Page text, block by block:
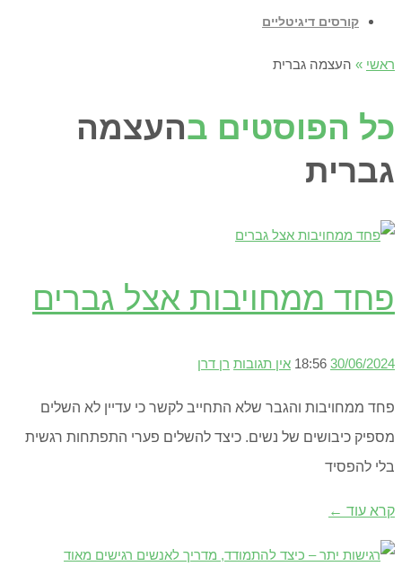
קורסים דיגיטליים
ראשי » העצמה גברית
כל הפוסטים בהעצמה
גברית
פחד ממחויבות אצל גברים
30/06/2024
18:56 אין תגובות רן דרן
פחד ממחויבות והגבר שלא התחייב לקשר כי עדיין לא השלים
מספיק כיבושים של נשים. כיצד להשלים פערי התפתחות רגשית
בלי להפסיד
קרא עוד ←